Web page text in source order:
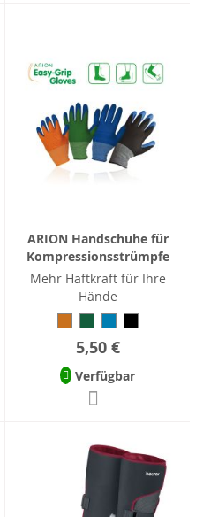
ARION Handschuhe für
Kompressionsstrümpfe
Mehr Haftkraft für Ihre
Hände
5,50 €
Verfügbar